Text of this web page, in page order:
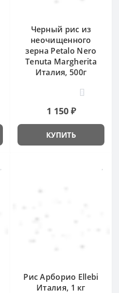
Черный рис из
неочищенного
зерна Petalo Nero
Tenuta Margherita
Италия, 500г
1 150 ₽
КУПИТЬ
Рис Арборио Ellebi
Италия, 1 кг